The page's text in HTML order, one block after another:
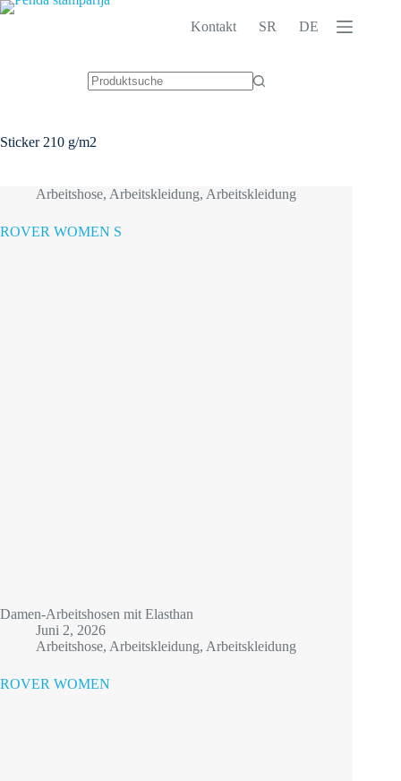
Zum
Kontakt SR DE
Sticker210 g/m2
Arbeitshose, Arbeitskleidung, Arbeitskleidung
ROVER WOMEN S
Damen-Arbeitshosen mit Elasthan
Juni 2, 2026
Arbeitshose, Arbeitskleidung, Arbeitskleidung
ROVER WOMEN